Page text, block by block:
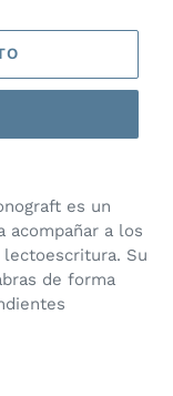
es un
acompañar a los
Su
de forma